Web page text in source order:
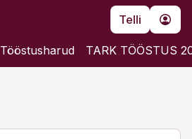
Telli
Tööstusharud TARK TÖÖSTUS